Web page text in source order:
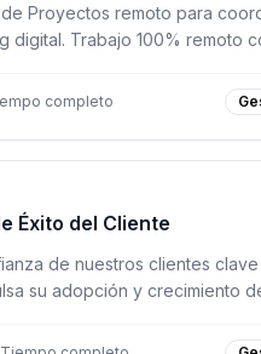
de Proyectos remoto para
digital. Trabajo 100% remoto
completo
Éxito del Cliente
de nuestros clientes clave
su adopción y crecimiento